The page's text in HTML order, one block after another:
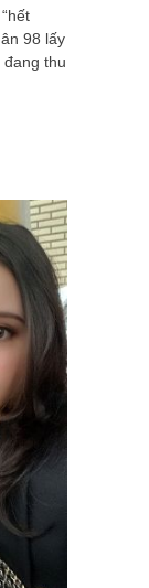
98 lấy
thu